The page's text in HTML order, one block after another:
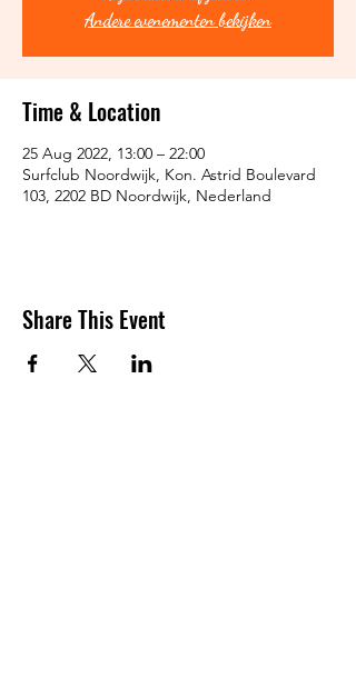
Andere evenementen bekijken
Time & Location
25 Aug 2022, 13:00 – 22:00
Surfclub Noordwijk, Kon. Astrid Boulevard
103, 2202 BD Noordwijk, Nederland
Share This Event